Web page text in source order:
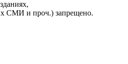
СМИ и проч.) запрещено.